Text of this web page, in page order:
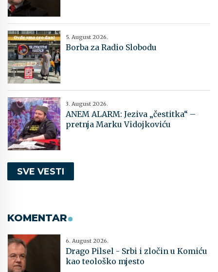
5. August 2026.
Borba za Radio Slobodu
3. August 2026.
ANEM ALARM: Jeziva „čestitka“ –
pretnja Marku Vidojkoviću
SVE VESTI
KOMENTAR
6. August 2026.
Drago Pilsel - Srbi i zločin u Komiću
kao teološko mjesto